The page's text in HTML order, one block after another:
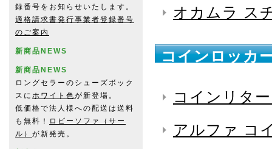
オカムラ ス
コインロッカ
コインリタ
アルファ コ
録番号をお知らせいたします。
適格請求書発行事業者登録番号
のご案内
新商品NEWS
新商品NEWS
ロングセラーのシューズボック
スに ホワイト色が新登場。
低価格で法人様への配送は送料
も無料！
ロビーソファ（サー
ル） が新発売。